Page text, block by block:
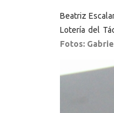
Beatriz
Lotería del
Fotos: